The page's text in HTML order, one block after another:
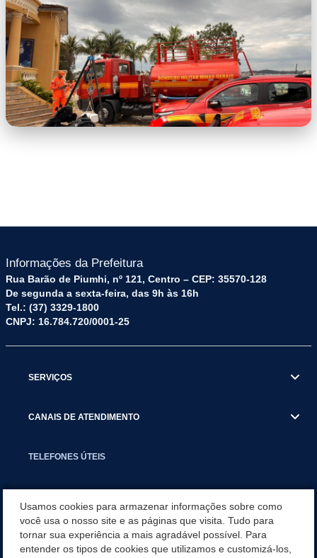
Informações da Prefeitura
Rua Barão de Piumhi, nº 121, Centro – CEP: 35570-128
De segunda a sexta-feira, das 9h às 16h
Tel.: (37) 3329-1800
CNPJ: 16.784.720/0001-25
SERVIÇOS
CANAIS DE ATENDIMENTO
TELEFONES ÚTEIS
NOTÍCIAS
Usamos cookies para armazenar informações sobre como
você usa o nosso site e as páginas que visita. Tudo para
tornar sua experiência a mais agradável possível. Para
entender os tipos de cookies que utilizamos e customizá-los,